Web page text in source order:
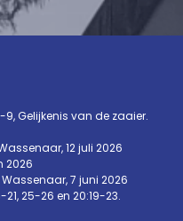
9, Gelijkenis van de zaaier.
12 juli 2026
2026
7 juni 2026
21, 25-26 en 20:19-23.